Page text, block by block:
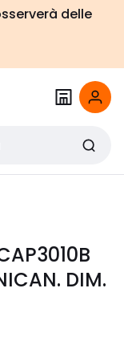
delle
DIM.